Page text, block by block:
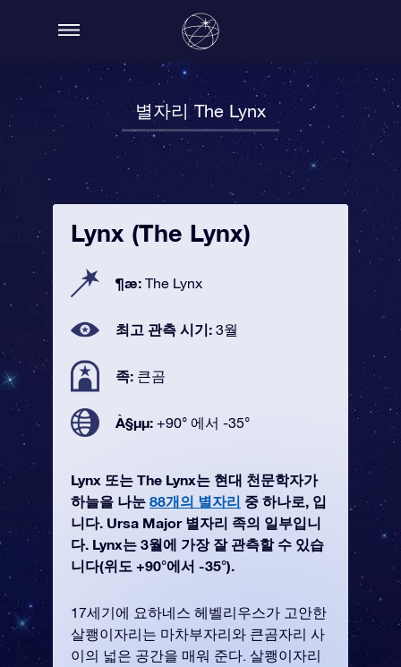
별자리 The Lynx
Lynx (The Lynx)
¶æ: The Lynx
최고 관측 시기: 3월
족: 큰곰
À§µµ: +90° 에서 -35°
Lynx 또는 The Lynx는 현대 천문학자가
하늘을 나눈 88개의 별자리 중 하나로, 입
니다. Ursa Major 별자리 족의 일부입니
다. Lynx는 3월에 가장 잘 관측할 수 있습
니다(위도 +90°에서 -35°).
17세기에 요하네스 헤벨리우스가 고안한
살쾡이자리는 마차부자리와 큰곰자리 사
이의 넓은 공간을 매워 준다. 살쾡이자리